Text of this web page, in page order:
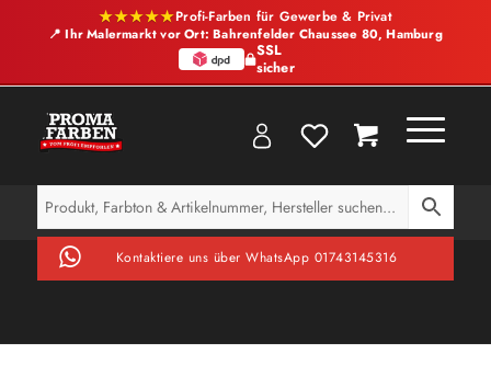
★★★★★Profi-Farben für Gewerbe & Privat
📍 Ihr Malermarkt vor Ort: Bahrenfelder Chaussee 80, Hamburg
SSL
sicher
Kontaktiere uns über WhatsApp 01743145316